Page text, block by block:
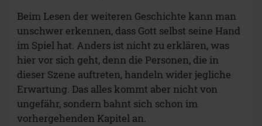
Beim Lesen der weiteren Geschichte kann man
unschwer erkennen, dass Gott selbst seine Hand
im Spiel hat. Anders ist nicht zu erklären, was
hier vor sich geht, denn die Personen, die in
dieser Szene auftreten, handeln wider jegliche
Erwartung. Das alles kommt aber nicht von
ungefähr, sondern bahnt sich schon im
vorhergehenden Kapitel an.